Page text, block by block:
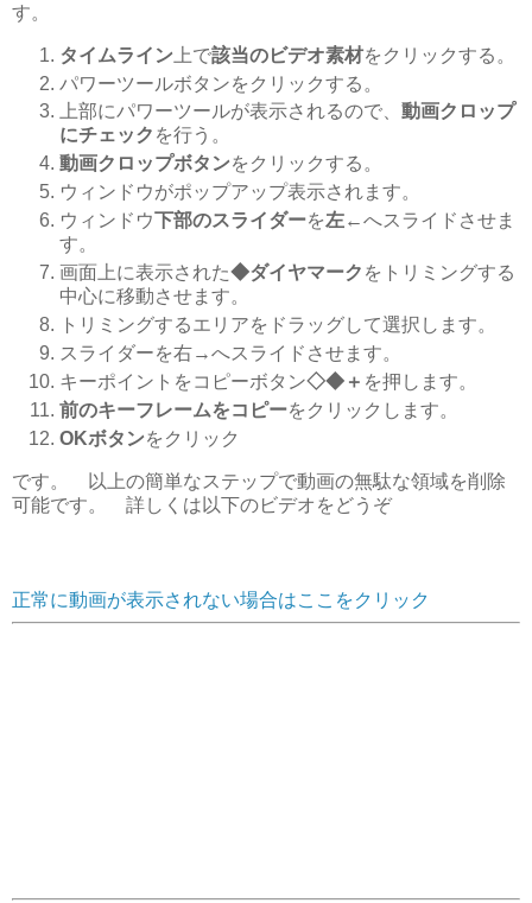
す。
タイムライン 上で該当のビデオ素材をクリックする。
パワーツールボタンをクリックする。
上部にパワーツールが表示されるので、 動画クロップ
にチェック を行う。
動画クロップボタンをクリックする。
ウィンドウがポップアップ表示されます。
ウィンドウ下部のスライダーを左←へスライドさせま
す。
画面上に表示された◆ダイヤマーク をトリミングする
中心に移動させます。
トリミングするエリアをドラッグして選択します。
スライダーを右→へスライドさせます。
キーポイントをコピーボタン◇◆＋ を押します。
前のキーフレームをコピーをクリックします。
OKボタンをクリック
です。 以上の簡単なステップで動画の無駄な領域を削除
可能です。 詳しくは以下のビデオをどうぞ
正常に動画が表示されない場合はここをクリック